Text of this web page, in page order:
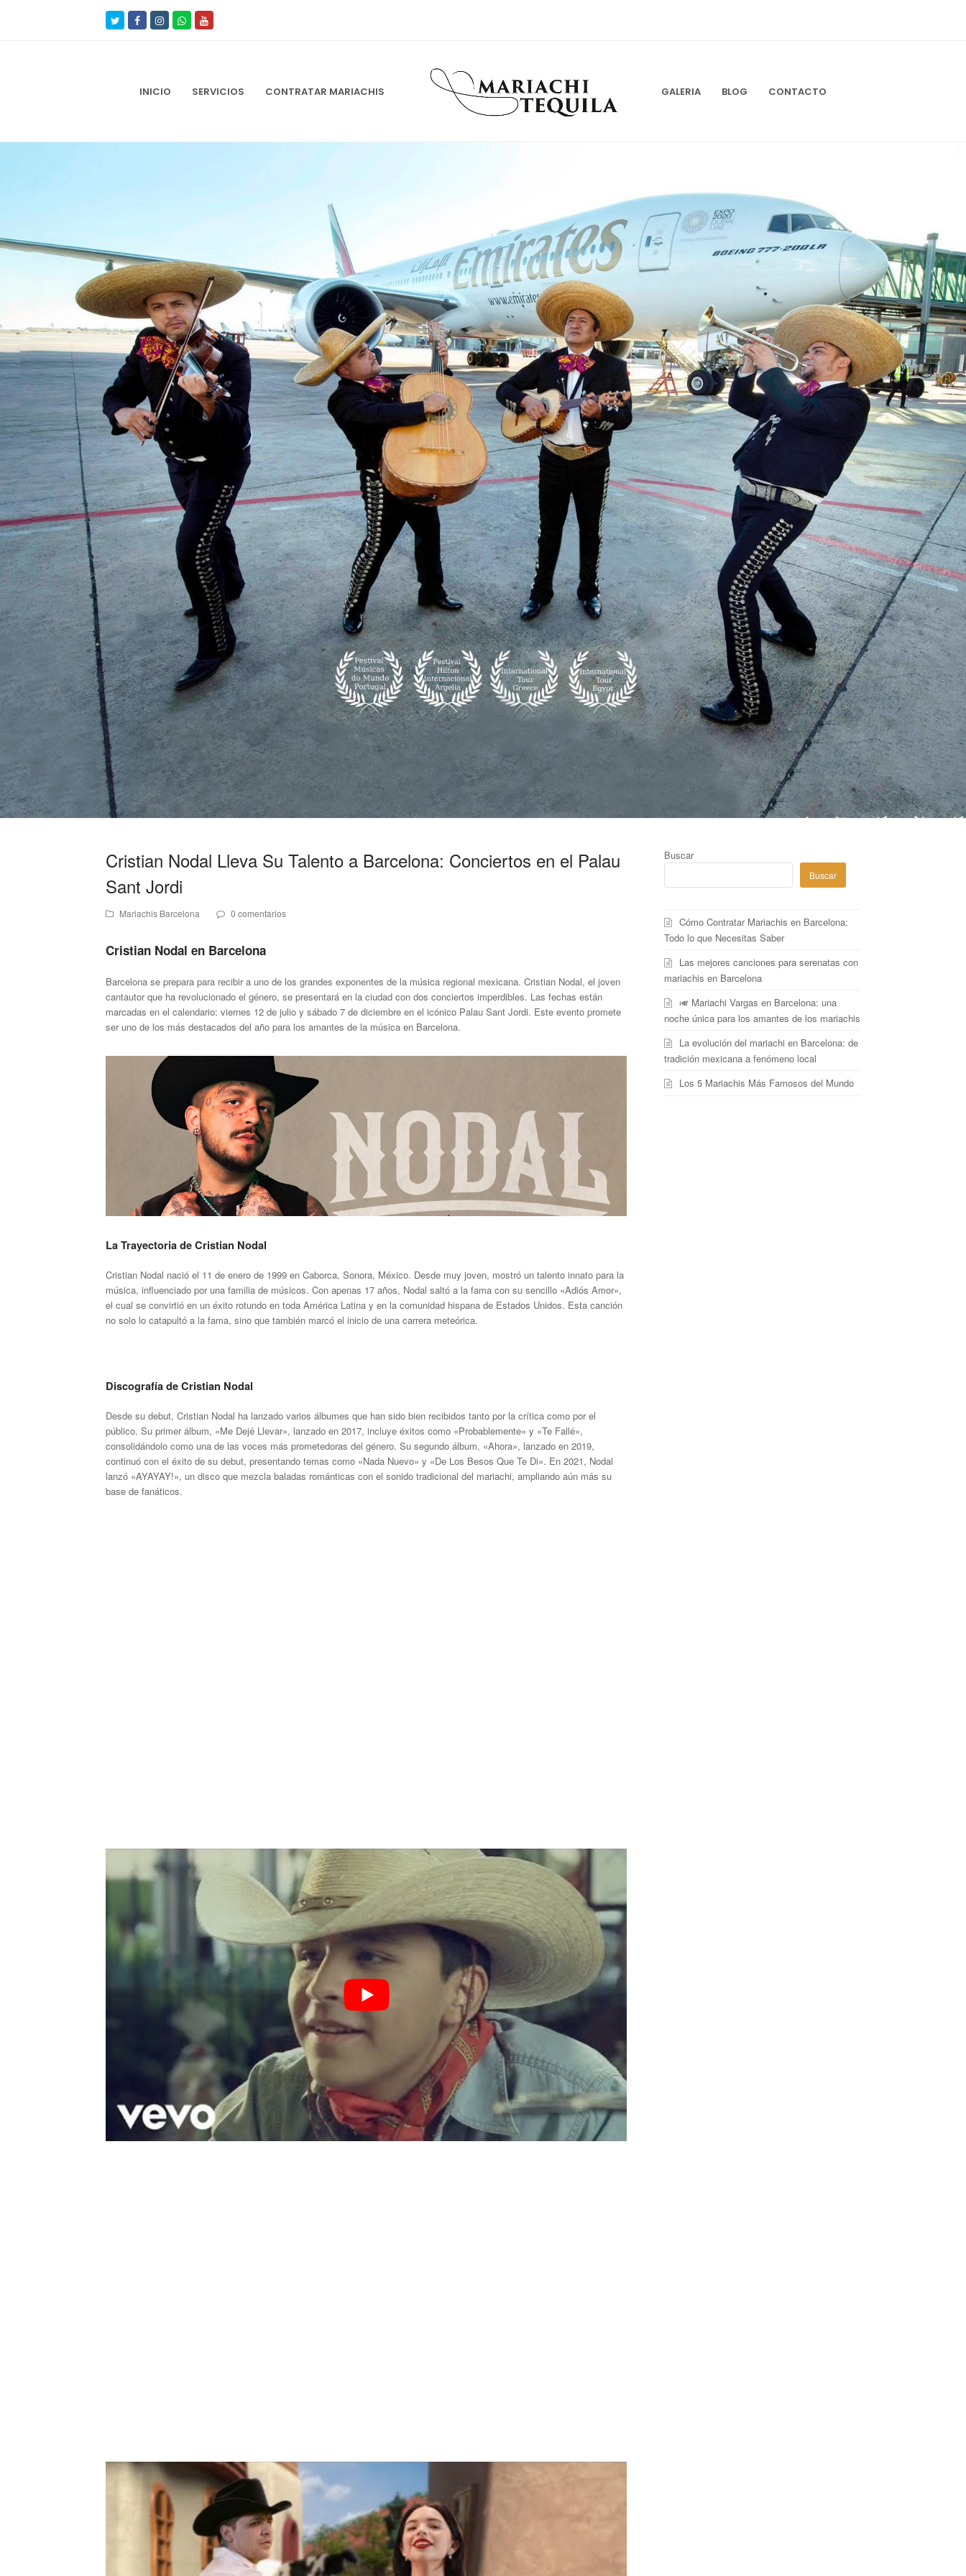
Twitter FacebookInstagramWhatsapp
INICIO SERVICIOS CONTRATAR MARIACHIS GALERIA BLOG CONTACTO
Cristian Nodal Lleva Su Talento a Barcelona: Conciertos en el Palau
Sant Jordi
Mariachis Barcelona 0 comentarios
Cristian Nodal en Barcelona
Barcelona se prepara para recibir a uno de los grandes exponentes de la música regional mexicana. Cristian Nodal, el joven
cantautor que ha revolucionado el género, se presentará en la ciudad con dos conciertos imperdibles. Las fechas están
marcadas en el calendario: viernes 12 de julio y sábado 7 de diciembre en el icónico Palau Sant Jordi. Este evento promete
ser uno de los más destacados del año para los amantes de la música en Barcelona.
La Trayectoria de Cristian Nodal
Cristian Nodal nació el 11 de enero de 1999 en Caborca, Sonora, México. Desde muy joven, mostró un talento innato para la
música, influenciado por una familia de músicos. Con apenas 17 años, Nodal saltó a la fama con su sencillo «Adiós Amor»,
el cual se convirtió en un éxito rotundo en toda América Latina y en la comunidad hispana de Estados Unidos. Esta canción
no solo lo catapultó a la fama, sino que también marcó el inicio de una carrera meteórica.
Discografía de Cristian Nodal
Desde su debut, Cristian Nodal ha lanzado varios álbumes que han sido bien recibidos tanto por la crítica como por el
público. Su primer álbum, «Me Dejé Llevar», lanzado en 2017, incluye éxitos como «Probablemente» y «Te Fallé»,
consolidándolo como una de las voces más prometedoras del género. Su segundo álbum, «Ahora», lanzado en 2019,
continuó con el éxito de su debut, presentando temas como «Nada Nuevo» y «De Los Besos Que Te Di». En 2021, Nodal
lanzó «AYAYAY!», un disco que mezcla baladas románticas con el sonido tradicional del mariachi, ampliando aún más su
base de fanáticos.
Buscar
Buscar
Cómo Contratar Mariachis en Barcelona:
Todo lo que Necesitas Saber
Las mejores canciones para serenatas con
mariachis en Barcelona
🎺 Mariachi Vargas en Barcelona: una
noche única para los amantes de los mariachis
La evolución del mariachi en Barcelona: de
tradición mexicana a fenómeno local
Los 5 Mariachis Más Famosos del Mundo